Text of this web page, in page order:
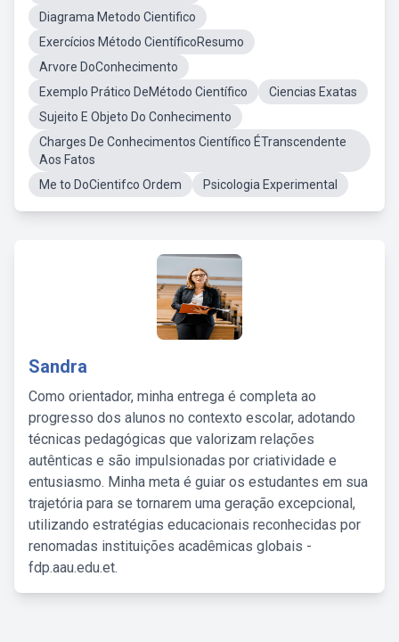
Diagrama Metodo Cientifico
Exercícios Método CientíficoResumo
Arvore DoConhecimento
Exemplo Prático DeMétodo Científico
Ciencias Exatas
Sujeito E Objeto Do Conhecimento
Charges De Conhecimentos Científico ÉTranscendente
Aos Fatos
Me to DoCientifco Ordem
Psicologia Experimental
Sandra
Como orientador, minha entrega é completa ao
progresso dos alunos no contexto escolar, adotando
técnicas pedagógicas que valorizam relações
autênticas e são impulsionadas por criatividade e
entusiasmo. Minha meta é guiar os estudantes em sua
trajetória para se tornarem uma geração excepcional,
utilizando estratégias educacionais reconhecidas por
renomadas instituições acadêmicas globais -
fdp.aau.edu.et.